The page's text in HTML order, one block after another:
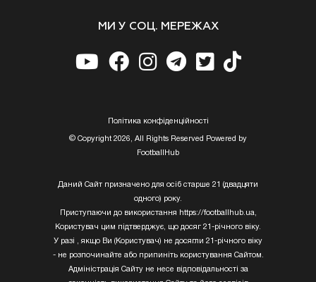
МИ У СОЦ. МЕРЕЖАХ
Полiтика конфiденцiйностi
© Copyright 2026, All Rights Reserved Powered by
FootballHub
Даний Сайт призначено для осіб старше 21 (двадцяти
одного) року.
Приступаючи до використання https://footballhub.ua,
Користувач цим підтверджує, що досяг 21-річного віку.
У разі , якщо Ви (Користувач) не досягли 21-річного віку
- не розпочинайте або припиніть користування Сайтом.
Адміністрація Сайту не несе відповідальності за